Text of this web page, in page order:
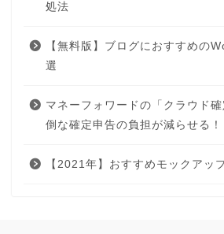
処法
【無料版】ブログにおすすめの
選
マネーフォワードの「クラウド
倒な確定申告の負担が減らせる！
【2021年】おすすめモックアッ